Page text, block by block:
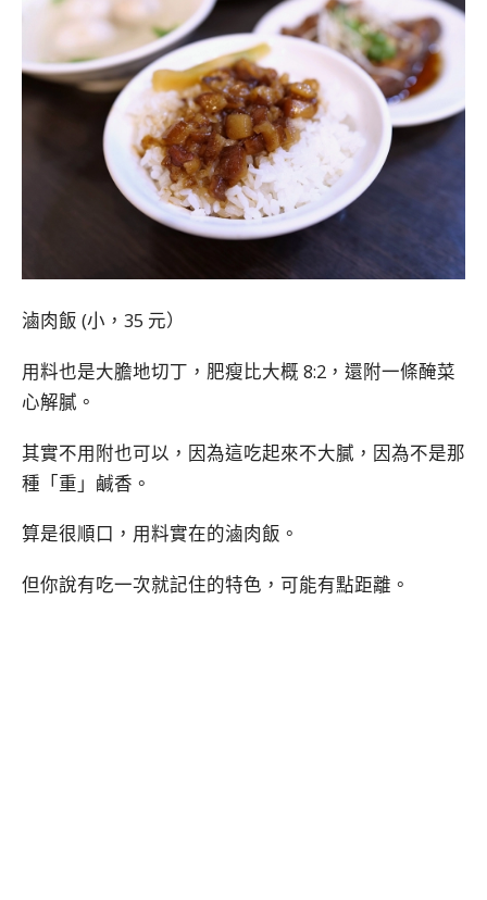
滷肉飯 (小，35 元）
用料也是大膽地切丁，肥瘦比大概 8:2，還附一條醃菜
心解膩。
其實不用附也可以，因為這吃起來不大膩，因為不是那
種「重」鹹香。
算是很順口，用料實在的滷肉飯。
但你說有吃一次就記住的特色，可能有點距離。